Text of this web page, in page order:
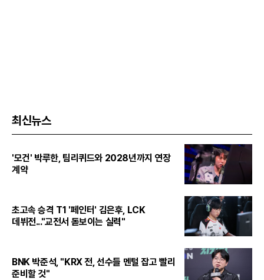
최신뉴스
'모건' 박루한, 팀리퀴드와 2028년까지 연장
계약
초고속 승격 T1 '페인터' 김은후, LCK
데뷔전..."교전서 돋보이는 실력"
BNK 박준석, "KRX 전, 선수들 멘털 잡고 빨리
준비할 것"